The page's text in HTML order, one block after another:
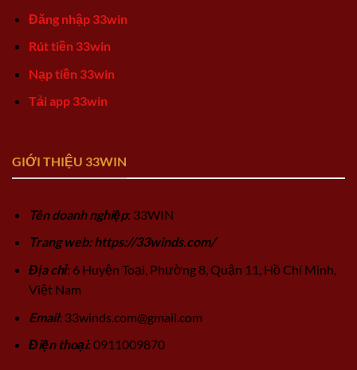
Đăng nhập 33win
Rút tiền 33win
Nạp tiền 33win
Tải app 33win
GIỚI THIỆU 33WIN
Tên doanh nghiệp: 33WIN
Trang web: https://33winds.com/
Địa chỉ: 6 Huyện Toại, Phường 8, Quận 11, Hồ Chí Minh,
Việt Nam
Email: 33winds.com@gmail.com
Điện thoại: 0911009870